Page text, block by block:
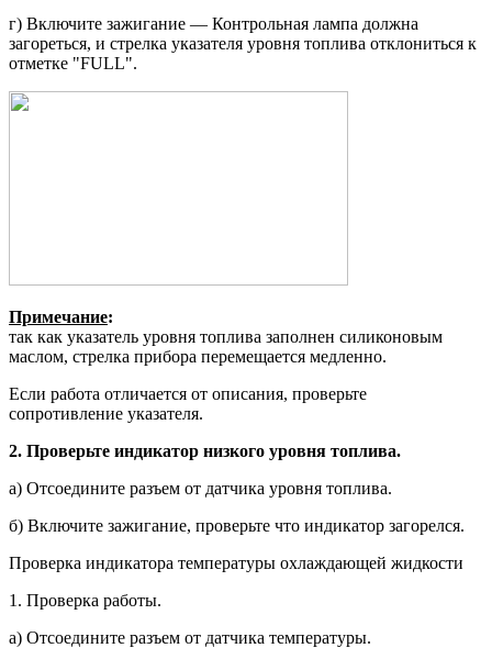
г) Включите зажигание — Контрольная лампа должна
загореться, и стрелка указателя уровня топлива откло­ниться к
отметке "FULL".
Примечание:
так как указатель уров­ня топлива заполнен силиконовым
маслом, стрелка прибора перемеща­ется медленно.
Если работа отличается от описания, проверьте
сопротивление указателя.
2. Проверьте индикатор низкого уров­ня топлива.
а) Отсоедините разъем от датчика уровня топлива.
б) Включите зажигание, проверьте что индикатор загорелся.
Проверка индикатора температуры охлаждающей жидкости
1. Проверка работы.
а) Отсоедините разъем от датчика температуры.